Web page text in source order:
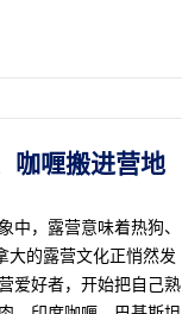
咖喱搬进营地
中，露营意味着热狗、
大的露营文化正悄然发
爱好者，开始把自己熟